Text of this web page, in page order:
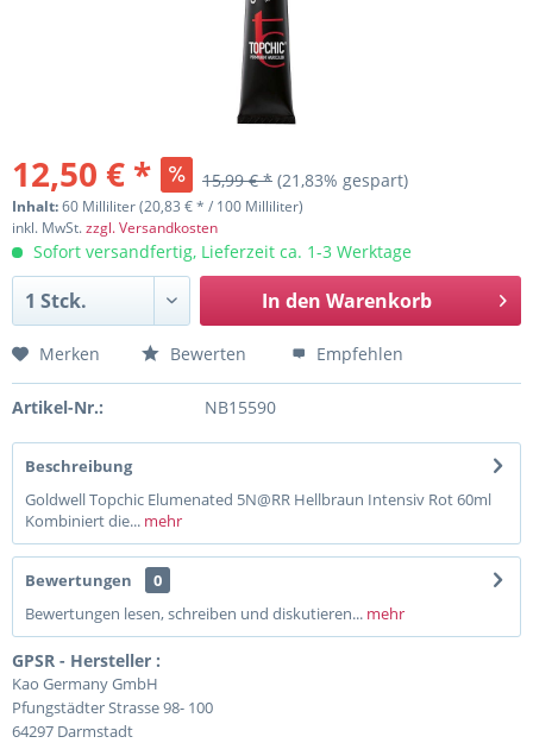
12,50 € * 15,99 € * (21,83% gespart)
Inhalt:60 Milliliter (20,83 € * / 100 Milliliter)
inkl. MwSt.zzgl. Versandkosten
Sofort versandfertig, Lieferzeit ca. 1-3 Werktage
In den Warenkorb
Merken Bewerten Empfehlen
Artikel-Nr.: NB15590
Beschreibung
Goldwell Topchic Elumenated 5N@RR Hellbraun Intensiv Rot 60ml
Kombiniert die... mehr
Bewertungen
0
Bewertungen lesen, schreiben und diskutieren... mehr
GPSR - Hersteller :
Kao Germany GmbH
Pfungstädter Strasse 98- 100
64297 Darmstadt